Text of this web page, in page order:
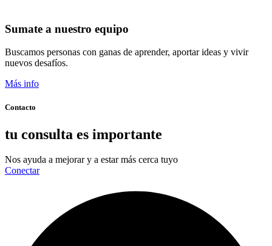
Sumate a nuestro equipo
Buscamos personas con ganas de aprender, aportar ideas y vivir
nuevos desafíos.
Más info
Contacto
tu consulta es importante
Nos ayuda a mejorar y a estar más cerca tuyo
Conectar